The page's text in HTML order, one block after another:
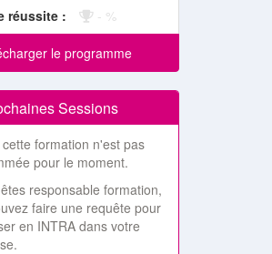
réussite : - %
le programme
Sessions
formation n'est pas
pour le moment.
responsable formation,
faire une requête pour
en INTRA dans votre